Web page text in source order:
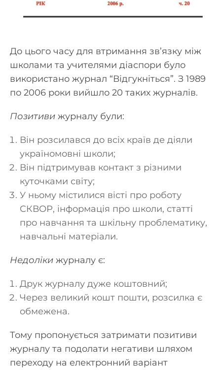
До цього часу для втримання зв’язку між
школами та учителями діаспори було
використано журнал “Відгукніться”. З 1989
по 2006 роки вийшло 20 таких журналів.
Позитиви журналу були:
Він розсилався до всіх країв де діяли
україномовні школи;
Він підтримував контакт з різними
куточками світу;
У ньому містилися вісті про роботу
СКВОР, інформація про школи, статті
про навчання та шкільну проблематику,
навчальні матеріали.
Недоліки журналу є:
Друк журналу дуже коштовний;
Через великий кошт пошти, розсилка є
обмежена.
Тому пропонується затримати позитиви
журналу та подолати негативи шляхом
переходу на електронний варіант